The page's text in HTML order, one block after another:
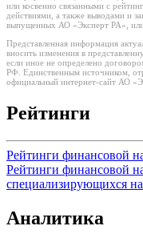
или косвенно связанными с
действиями, а также выводами и
выпущенных АО «Эксперт РА», или
Представленная информация
вносить изменения в
если иное не определено
РФ. Единственным источником,
официальный интернет-сайт АО
Рейтинги
Рейтинги финансовой
Рейтинги финансовой
специализирующихся
Аналитика